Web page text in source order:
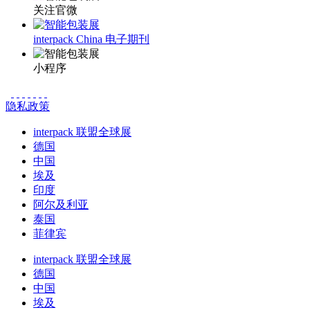
关注官微
interpack China 电子期刊
小程序
隐私政策
interpack 联盟全球展
德国
中国
埃及
印度
阿尔及利亚
泰国
菲律宾
interpack 联盟全球展
德国
中国
埃及